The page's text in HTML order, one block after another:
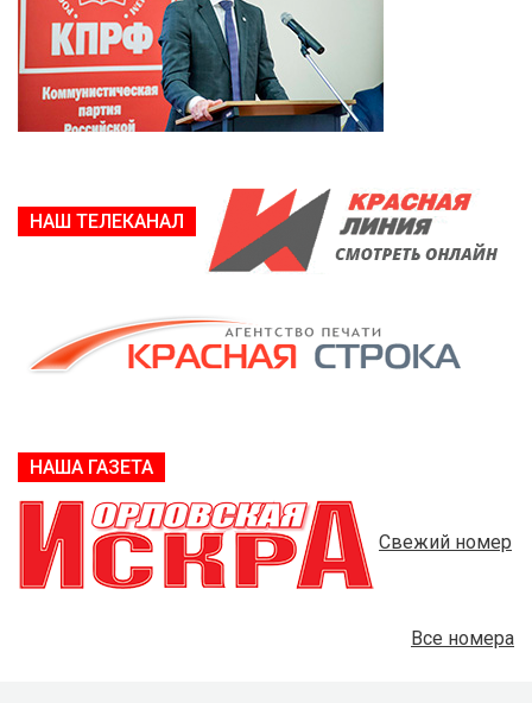
НАШ ТЕЛЕКАНАЛ
НАША ГАЗЕТА
Свежий номер
Все номера